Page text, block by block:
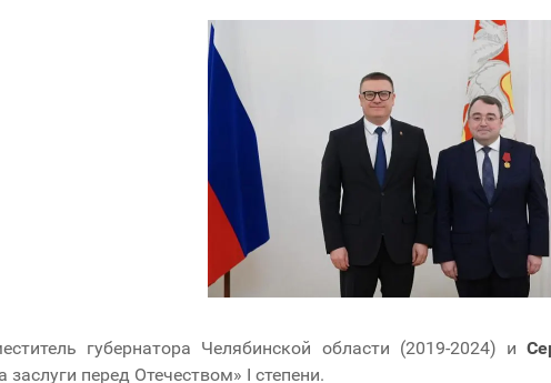
губернатора Челябинской области (2019-2024) и
перед Отечеством» I степени.